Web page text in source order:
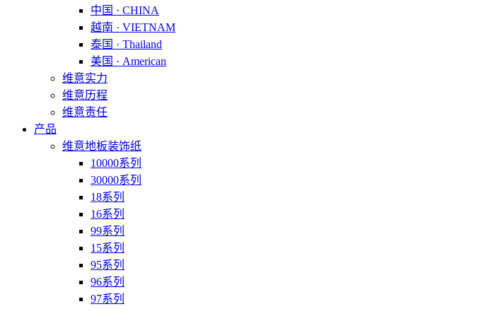
中国 · CHINA
越南 · VIETNAM
泰国 · Thailand
美国 · American
维意实力
维意历程
维意责任
产品
维意地板装饰纸
10000系列
30000系列
18系列
16系列
99系列
15系列
95系列
96系列
97系列